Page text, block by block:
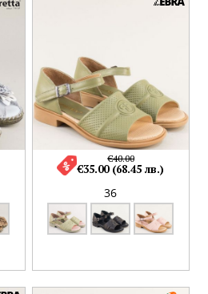
36
€40.00
€35.00 (68.45 лв.)